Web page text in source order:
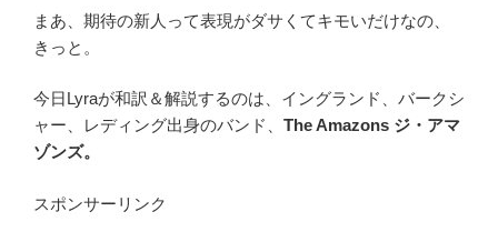
まあ、期待の新人って表現がダサくてキモいだけなの、
きっと。
今日Lyraが和訳＆解説するのは、イングランド、バークシ
ャー、レディング出身のバンド、 The Amazons ジ・アマ
ゾンズ。
スポンサーリンク